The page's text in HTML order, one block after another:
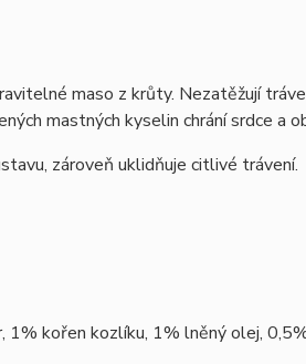
maso z krůty. Nezatěžují
mastných kyselin chrání srdce a
zároveň uklidňuje citlivé trávení.
kořen kozlíku, 1% lněný olej,